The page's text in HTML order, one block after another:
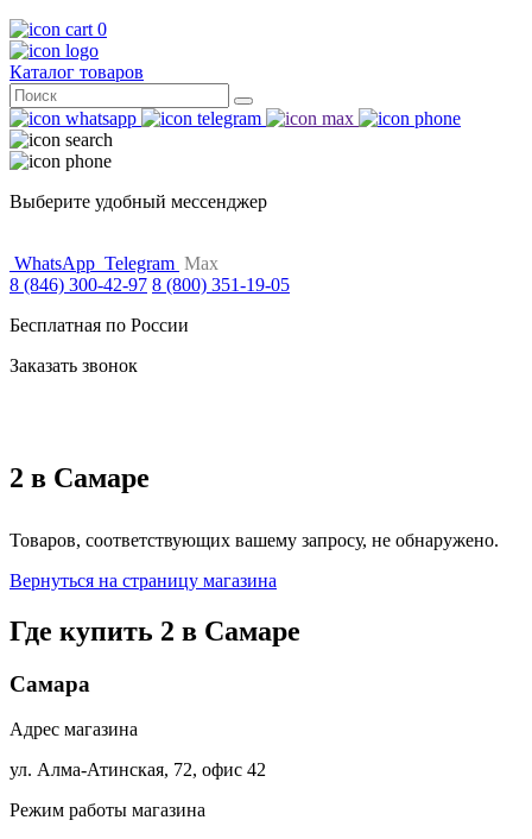
0
Каталог товаров
Поиск
for:
Выберите удобный мессенджер
WhatsApp Telegram Max
8 (846) 300-42-97 8 (800) 351-19-05
Бесплатная по России
Заказать звонок
2 в Самаре
Товаров, соответствующих вашему запросу, не обнаружено.
Вернуться на страницу магазина
Где купить 2 в Самаре
Самара
Адрес магазина
ул. Алма-Атинская, 72, офис 42
Режим работы магазина